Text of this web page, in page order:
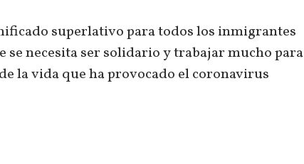
superlativo para todos los inmigrantes
se necesita ser solidario y trabajar mucho para
la vida que ha provocado el coronavirus